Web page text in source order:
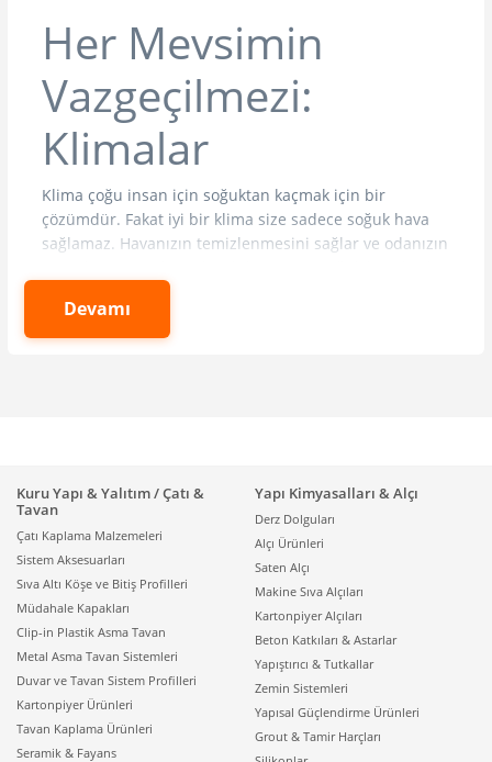
Her Mevsimin
Vazgeçilmezi:
Klimalar
Klima çoğu insan için soğuktan kaçmak için bir
çözümdür. Fakat iyi bir klima size sadece soğuk hava
sağlamaz. Havanızın temizlenmesini sağlar ve odanızın
ısınmanıza da yardımcı olabilir. Bu yönüyle klimalar,
dört mevsim boyunca hem konfor hem de iç ortam
kalitesi açısından hayatı kolaylaştıran cihazlar arasında
farklılaşır. Bu nedenle klima seçimi yaparken “en
pahalı olan en iyisidir” yaklaşımı yerine, kullanım
alanınıza uygun kapasite, verimlilik ve fonksiyonları
birlikte değerlendirmek daha doğru olur.
Elbette her mevsim tercih edilen bu cihaz, bakımı
yapılmadığında yıpranabilir veya bozulabilir. Bu
yüzden makinelerin bakımını düzenli yaptırmak çok
önemlidir. Bakımı yapılmayan cihazlar bozulmasa bile
havayı kirletebilir ve ev sakinlerinin sağlığını kötü
yönde etkileyebilir. Filtreleri kirli kalan veya iç
Devamı
Kuru Yapı & Yalıtım / Çatı &
Tavan
Çatı Kaplama Malzemeleri
Sistem Aksesuarları
Sıva Altı Köşe ve Bitiş Profilleri
Müdahale Kapakları
Clip-in Plastik Asma Tavan
Metal Asma Tavan Sistemleri
Duvar ve Tavan Sistem Profilleri
Kartonpiyer Ürünleri
Tavan Kaplama Ürünleri
Seramik & Fayans
Yapı Kimyasalları & Alçı
Derz Dolguları
Alçı Ürünleri
Saten Alçı
Makine Sıva Alçıları
Kartonpiyer Alçıları
Beton Katkıları & Astarlar
Yapıştırıcı & Tutkallar
Zemin Sistemleri
Yapısal Güçlendirme Ürünleri
Grout & Tamir Harçları